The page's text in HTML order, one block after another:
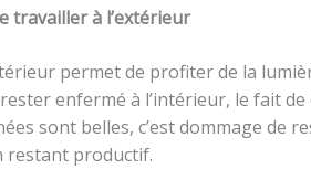
travailler à l’extérieur
permet de profiter de la
enfermé à l’intérieur, le fait
sont belles, c’est dommage de
restant productif.